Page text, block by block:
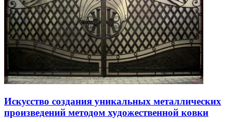
Искусство создания уникальных металлических
произведений методом художественной ковки